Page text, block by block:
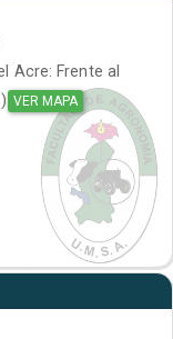
Acre: Frente al
VER MAPA